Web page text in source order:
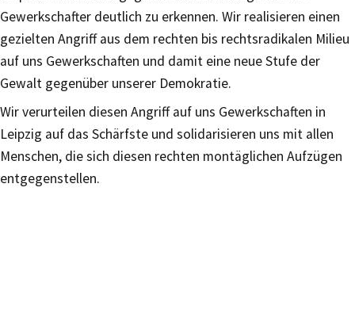
Gewerkschafter deutlich zu erkennen. Wir realisieren einen
gezielten Angriff aus dem rechten bis rechtsradikalen Milieu
auf uns Gewerkschaften und damit eine neue Stufe der
Gewalt gegenüber unserer Demokratie.
Wir verurteilen diesen Angriff auf uns Gewerkschaften in
Leipzig auf das Schärfste und solidarisieren uns mit allen
Menschen, die sich diesen rechten montäglichen Aufzügen
entgegenstellen.